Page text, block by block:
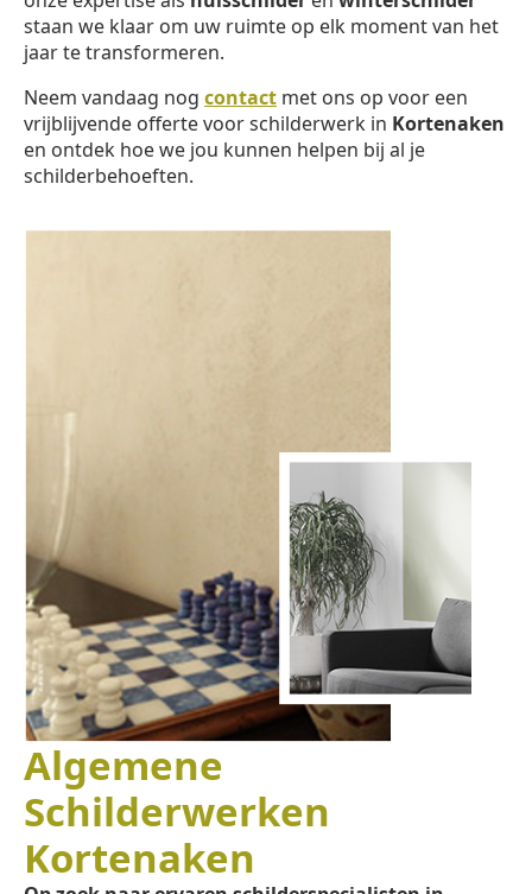
staan we klaar om uw ruimte op elk moment van het
jaar te transformeren.
Neem vandaag nog contact met ons op voor een
vrijblijvende offerte voor schilderwerk in Kortenaken
en ontdek hoe we jou kunnen helpen bij al je
schilderbehoeften.
Algemene
Schilderwerken
Kortenaken